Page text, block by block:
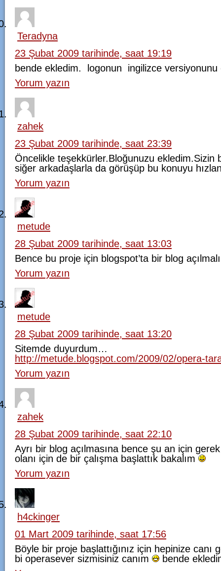
Teradyna
23 Şubat 2009 tarihinde, saat 19:19
bende ekledim. logonun ingilizce versiyonunu
Yorum yazın
zahek
23 Şubat 2009 tarihinde, saat 23:39
Öncelikle teşekkürler.Bloğunuzu
siğer arkadaşlarla da görüşüp bu konuyu
Yorum yazın
metude
28 Şubat 2009 tarihinde, saat 13:03
Bence bu proje için blogspot’ta bir blog
Yorum yazın
metude
28 Şubat 2009 tarihinde, saat 13:20
Sitemde duyurdum…
http://metude.blogspot.com/2009/02/opera-
Yorum yazın
zahek
28 Şubat 2009 tarihinde, saat 22:10
Ayrı bir blog açılmasına bence şu an için
olanı için de bir çalışma başlattık bakalım
Yorum yazın
h4ckinger
01 Mart 2009 tarihinde, saat 17:56
Böyle bir proje başlattığınız için hepinize
bi operasever sizmisiniz canım
bende